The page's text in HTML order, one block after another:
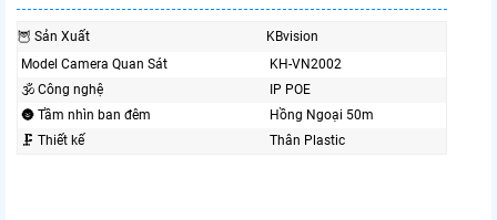
🦉 Sản Xuất
KBvision
Model Camera Quan Sát
KH-VN2002
🕉️ Công nghệ
IP POE
🌚 Tầm nhìn ban đêm
Hồng Ngoại 50m
🗜️ Thiết kế
Thân Plastic